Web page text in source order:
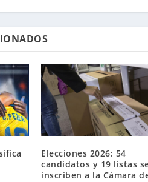
Elecciones 2026: 54
candidatos y 19 listas
inscriben a la Cámara